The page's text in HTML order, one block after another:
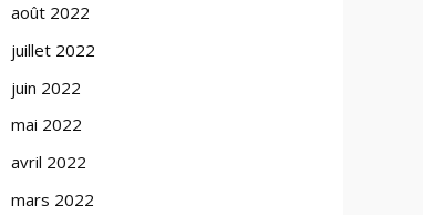
août 2022
juillet 2022
juin 2022
mai 2022
avril 2022
mars 2022